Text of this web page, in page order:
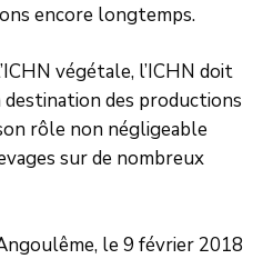
encore longtemps.
végétale, l’ICHN doit
des productions
rôle non négligeable
sur de nombreux
le 9 février 2018